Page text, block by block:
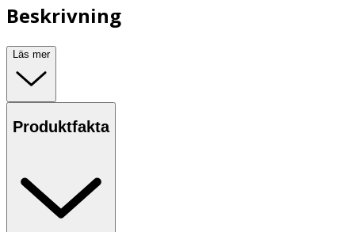
Beskrivning
Läs mer
Produktfakta